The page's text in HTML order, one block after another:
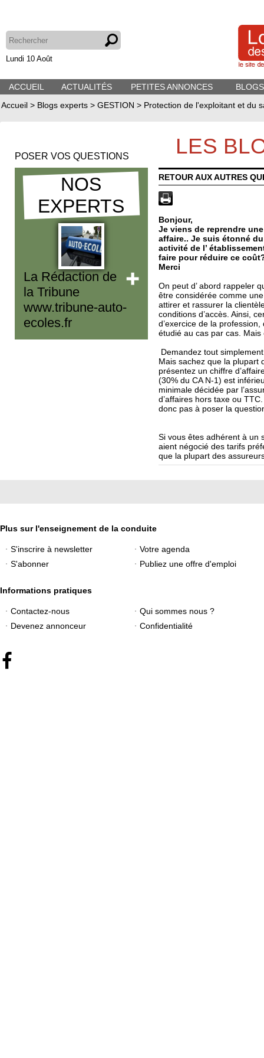
Lundi 10 Août
ACCUEIL ACTUALITÉS PETITES ANNONCES
Accueil > Blogs experts > GESTION > Protection de l'exploitant et du
POSER VOS QUESTIONS LES
NOS
EXPERTS
La Rédaction de
la Tribune
www.tribune-auto-
ecoles.fr
RETOUR AUX AUTRES
Bonjour,
Je viens de reprendre
affaire.. Je suis étonné
activité de l’
faire pour réduire ce
Merci
On peut d’ abord rappeler
être considérée comme
attirer et rassurer la
conditions d’accès. Ainsi,
d’exercice de la
étudié au cas par cas. Mais
Demandez tout
Mais sachez que la plupart
présentez un chiffre
(30% du CA N-1) est
minimale décidée par
d’affaires hors taxe ou
donc pas à poser la
Si vous êtes adhérent à un
aient négocié des tarifs
que la plupart des
Plus sur l'enseignement de la conduite
S'inscrire à newsletter
Votre agenda
S'abonner
Publiez une offre d'emploi
Informations pratiques
Contactez-nous
Qui sommes nous ?
Devenez annonceur
Confidentialité